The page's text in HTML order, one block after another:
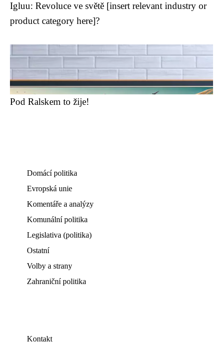
Igluu: Revoluce ve světě [insert relevant industry or
product category here]?
Pod Ralskem to žije!
Domácí politika
Evropská unie
Komentáře a analýzy
Komunální politika
Legislativa (politika)
Ostatní
Volby a strany
Zahraniční politika
Kontakt